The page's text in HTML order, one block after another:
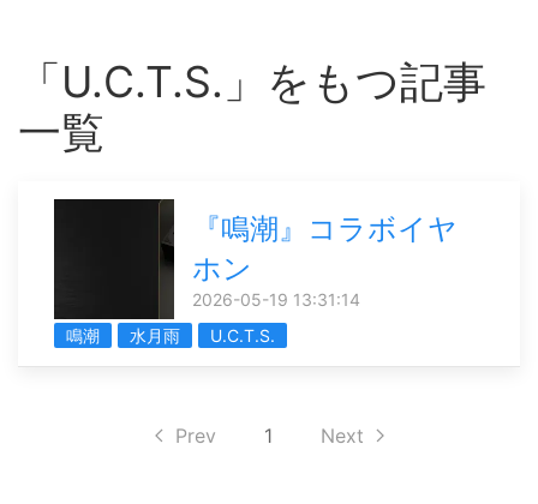
「U.C.T.S.」をもつ記事
一覧
『鳴潮』コラボイヤ
ホン
2026-05-19 13:31:14
鳴潮
水月雨 U.C.T.S.
Prev 1 Next